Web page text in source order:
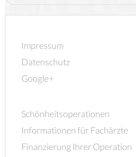
Impressum
Datenschutz
Google+
Schönheitsoperationen
Informationen für Fachärzte
Finanzierung Ihrer Operation